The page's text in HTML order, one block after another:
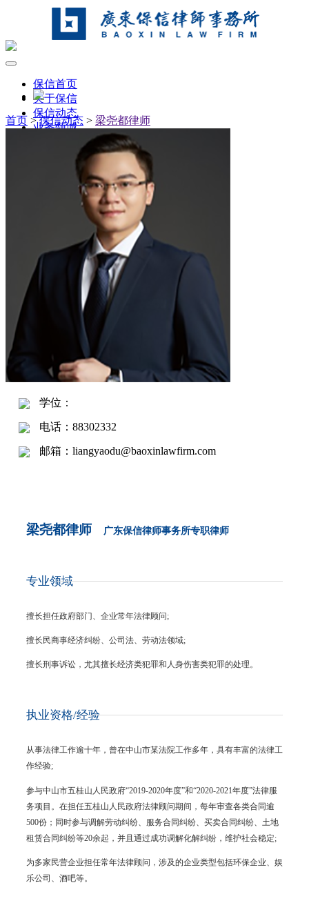
保信首页
关于保信
保信动态
业务领域
联系我们
首页 >保信动态 > 梁尧都律师
学位：
电话：88302332
邮箱：liangyaodu@baoxinlawfirm.com
梁尧都律师 广东保信律师事务所专职律师
专业领域
擅长担任政府部门、企业常年法律顾问;
擅长民商事经济纠纷、公司法、劳动法领域;
擅长刑事诉讼，尤其擅长经济类犯罪和人身伤害类犯罪的处理。
执业资格/经验
从事法律工作逾十年，曾在中山市某法院工作多年，具有丰富的法律工
作经验;
参与中山市五桂山人民政府“2019-2020年度”和“2020-2021年度”法律服
务项目。在担任五桂山人民政府法律顾问期间，每年审查各类合同逾
500份；同时参与调解劳动纠纷、服务合同纠纷、买卖合同纠纷、土地
租赁合同纠纷等20余起，并且通过成功调解化解纠纷，维护社会稳定;
为多家民营企业担任常年法律顾问，涉及的企业类型包括环保企业、娱
乐公司、酒吧等。